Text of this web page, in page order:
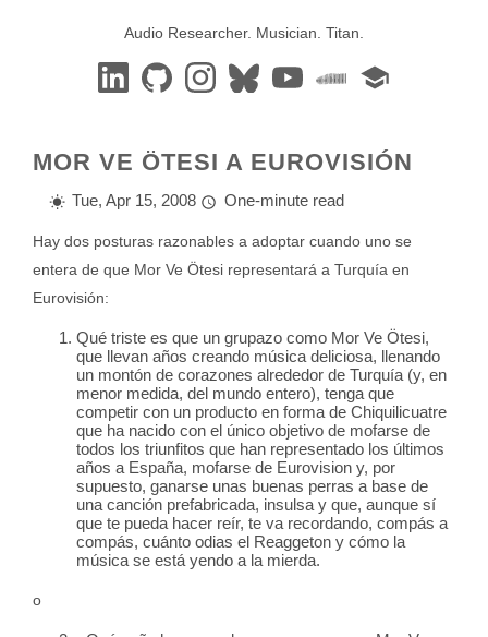
Audio Researcher. Musician. Titan.
MOR VE ÖTESI A EUROVISIÓN
Tue, Apr 15, 2008 One-minute read
Hay dos posturas razonables a adoptar cuando uno se
entera de que Mor Ve Ötesi representará a Turquía en
Eurovisión:
Qué triste es que un grupazo como Mor Ve Ötesi,
que llevan años creando música deliciosa, llenando
un montón de corazones alrededor de Turquía (y, en
menor medida, del mundo entero), tenga que
competir con un producto en forma de Chiquilicuatre
que ha nacido con el único objetivo de mofarse de
todos los triunfitos que han representado los últimos
años a España, mofarse de Eurovision y, por
supuesto, ganarse unas buenas perras a base de
una canción prefabricada, insulsa y que, aunque sí
que te pueda hacer reír, te va recordando, compás a
compás, cuánto odias el Reaggeton y cómo la
música se está yendo a la mierda.
o